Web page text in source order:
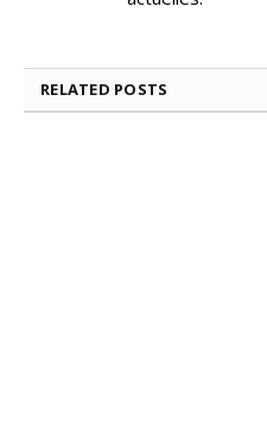
RELATED POSTS